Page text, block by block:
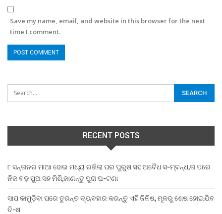
Save my name, email, and website in this browser for the next
time I comment.
RECENT POSTS
୮ ସନ୍ତାନର ମାଆ ହୋଇ ମଧ୍ୟ ରଖିଲା ପର ପୁରୁଷ ସହ ଅବୈଧ ସ-ମ୍ବନ୍ଧ,ତା ପରେ
ନିଜ ବଡ଼ ପୁଅ ସହ ମିଶି,ଜାଣନ୍ତୁ ପୁରା ଘ-ଟଣା
ସାପ କାମୁଡ଼ିବା ପରେ ତୁରନ୍ତ ବ୍ୟବହାର କରନ୍ତୁ ଏହି ଜିନିଷ, ମୂଳରୁ ଶେଷ ହୋଇଯିବ
ବି-ଷ